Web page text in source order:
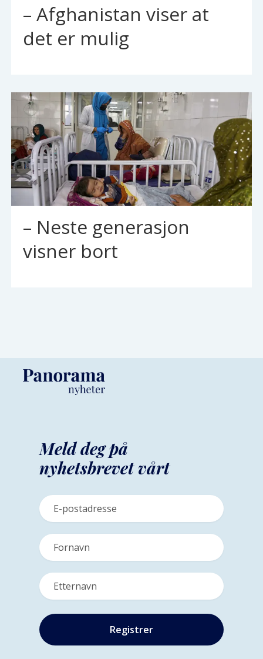
– Afghanistan viser at
det er mulig
– Neste generasjon
visner bort
Meld deg på
nyhetsbrevet vårt